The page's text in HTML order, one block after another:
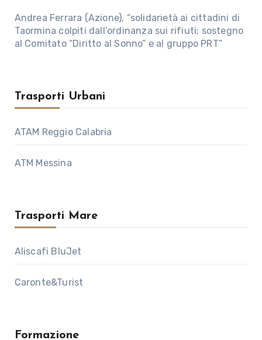
Andrea Ferrara (Azione), “solidarietà ai cittadini di
Taormina colpiti dall’ordinanza sui rifiuti; sostegno
al Comitato “Diritto al Sonno” e al gruppo PRT”
Trasporti Urbani
ATAM Reggio Calabria
ATM Messina
Trasporti Mare
Aliscafi BluJet
Caronte&Turist
Formazione